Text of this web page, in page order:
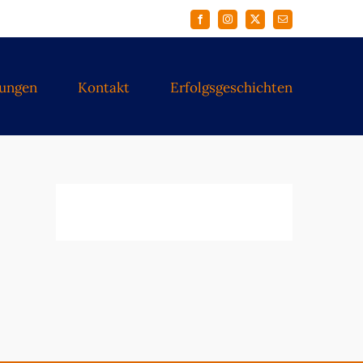
FacebookInstagram
X
E-
Mail
Kontakt Erfolgsgeschichten